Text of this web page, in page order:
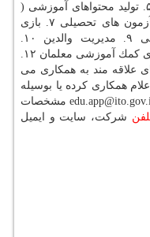
و واقعیت افزوده (Augmented Reality) ۵. تولید محتواهای آموزشی (
چندرسانه ای، ویدیو، انیمیشن و...) ۶. آزمون های تحصیلی ۷. بازی
های تحصیلی ۹. مدیریت والدین ۱۰.
برگزاری رویدادهای آموزشی ۱۱. ابزارهای كمك آموزشی معلمان ۱۲.
علاقه مند به همكاری می
بوسیله شماره تماس ۸۸۱۱۵۸۳۰ اعلام همكاری كرده یا بوسیله
ارسال ایمیل به آدرس پست الكترونیك edu.app@ito.gov.ir مشخصات
شركت، سایت و ایمیل